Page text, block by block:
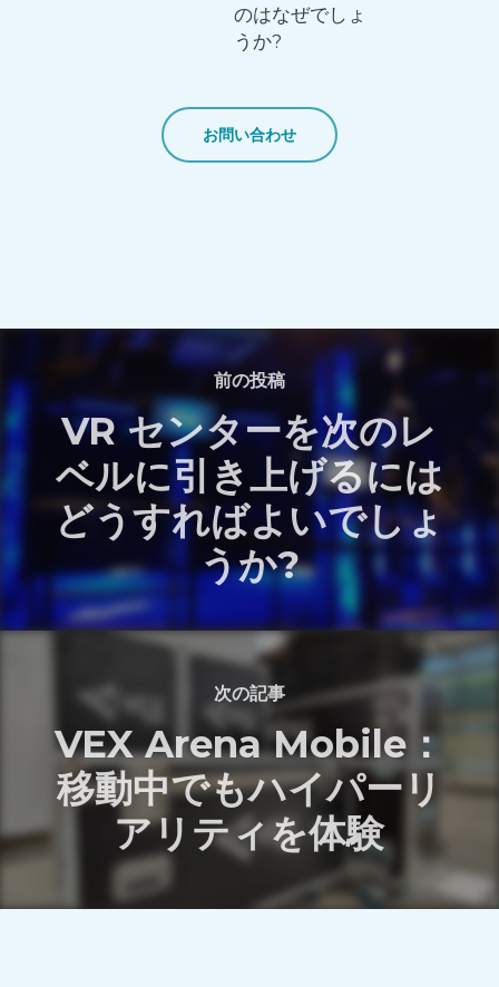
のはなぜでしょ
うか?
お問い合わせ
前の投稿
VR センターを次のレ
ベルに引き上げるには
どうすればよいでしょ
うか?
次の記事
VEX Arena Mobile：
移動中でもハイパーリ
アリティを体験